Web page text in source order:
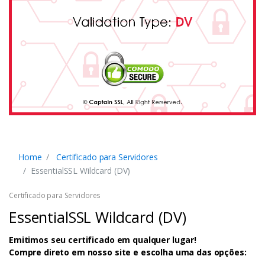
Home
Certificado para Servidores
EssentialSSL Wildcard (DV)
Certificado para Servidores
EssentialSSL Wildcard (DV)
Emitimos seu certificado em qualquer lugar!
Compre direto em nosso site e escolha uma das opções: